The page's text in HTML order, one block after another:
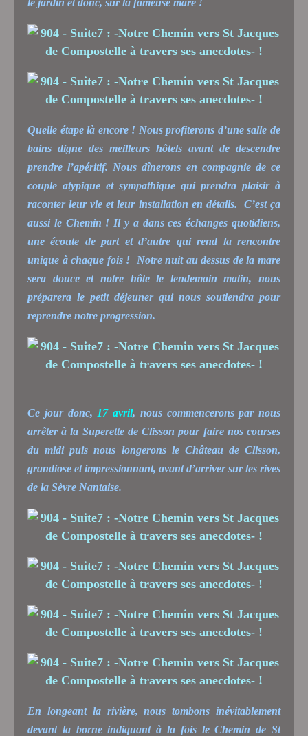
Quelle étape là encore ! Nous profiterons d’une salle de
bains digne des meilleurs hôtels avant de descendre
prendre l’apéritif. Nous dînerons en compagnie de ce
couple atypique et sympathique qui prendra plaisir à
raconter leur vie et leur installation en détails.
C’est ça
aussi le Chemin ! Il y a dans ces échanges quotidiens,
une écoute de part et d’autre qui rend la rencontre
unique à chaque fois !
Notre nuit au dessus de la mare
sera douce et notre hôte le lendemain matin, nous
préparera le petit déjeuner qui nous soutiendra pour
reprendre notre progression.
Ce jour donc, 17 avril, nous commencerons par nous
arrêter à la Superette de Clisson pour faire nos courses
du midi puis nous longerons le Château de Clisson,
grandiose et impressionnant, avant d’arriver sur les rives
de la Sèvre Nantaise.
En longeant la rivière, nous tombons inévitablement
devant la borne indiquant à la fois le Chemin de St